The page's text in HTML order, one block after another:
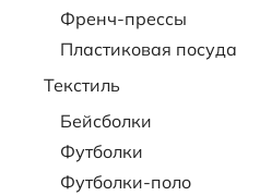
Френч-прессы
Пластиковая посуда
Текстиль
Бейсболки
Футболки
Футболки-поло